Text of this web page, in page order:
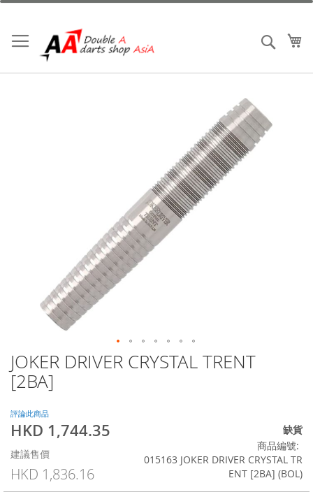
跳
內
容
搜索
JOKER DRIVER CRYSTAL TRENT
[2BA]
評論此商品
特
價
格
HKD 1,744.35
建議售價
HKD 1,836.16
缺貨
商品編號
015163 JOKER DRIVER CRYSTAL TR
ENT [2BA] (BOL)
Skip
to
the
of
the
gallery